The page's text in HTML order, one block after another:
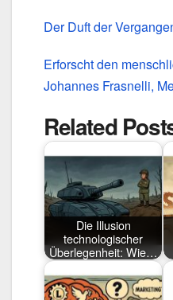
Der Duft der
Erforscht den
Johannes Frasnelli,
Related
Die Illusion
technologischer
Überlegenheit: Wie…